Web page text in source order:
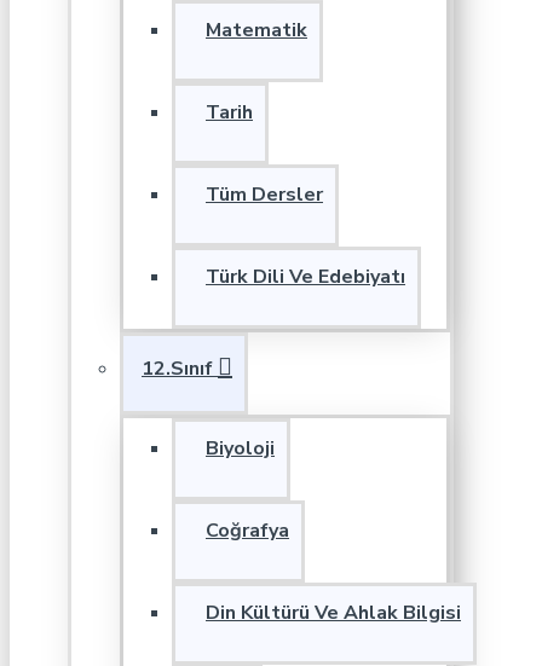
Matematik
Tarih
Tüm Dersler
Türk Dili Ve Edebiyatı
12.Sınıf
Biyoloji
Coğrafya
Din Kültürü Ve Ahlak Bilgisi